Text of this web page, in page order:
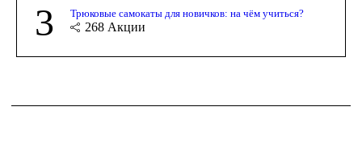
3 Трюковые самокаты для новичков: на чём учиться?
268 Акции